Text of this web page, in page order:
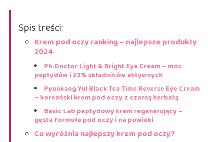
Spis treści:
Krem pod oczy ranking – najlepsze produkty
2024
Ph.Doctor Light & Bright Eye Cream – moc
peptydów i 23% składników aktywnych
Pyunkang Yul Black Tea Time Reverse Eye Cream
– koreański krem pod oczy z czarną herbatą
Basic Lab peptydowy krem regenerujący –
gęsta formuła pod oczy i na powieki
Co wyróżnia najlepszy krem pod oczy?